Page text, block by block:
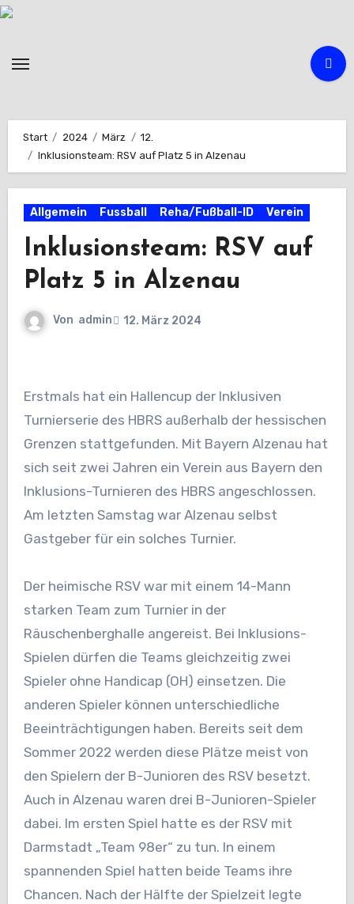
Zum
Start 2024 März
12.
Inklusionsteam: RSV auf Platz 5 in Alzenau
Allgemein Fussball Reha/Fußball-ID Verein
Inklusionsteam: RSV auf
Platz 5 in Alzenau
Von admin 12. März 2024
Erstmals hat ein Hallencup der Inklusiven
Turnierserie des HBRS außerhalb der hessischen
Grenzen stattgefunden. Mit Bayern Alzenau hat
sich seit zwei Jahren ein Verein aus Bayern den
Inklusions-Turnieren des HBRS angeschlossen.
Am letzten Samstag war Alzenau selbst
Gastgeber für ein solches Turnier.
Der heimische RSV war mit einem 14-Mann
starken Team zum Turnier in der
Räuschenberghalle angereist. Bei Inklusions-
Spielen dürfen die Teams gleichzeitig zwei
Spieler ohne Handicap (OH) einsetzen. Die
anderen Spieler können unterschiedliche
Beeinträchtigungen haben. Bereits seit dem
Sommer 2022 werden diese Plätze meist von
den Spielern der B-Junioren des RSV besetzt.
Auch in Alzenau waren drei B-Junioren-Spieler
dabei. Im ersten Spiel hatte es der RSV mit
Darmstadt „Team 98er“ zu tun. In einem
spannenden Spiel hatten beide Teams ihre
Chancen. Nach der Hälfte der Spielzeit legte